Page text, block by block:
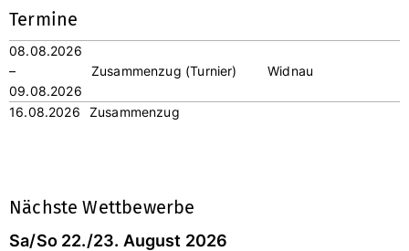
Termine
08.08.2026
–
09.08.2026
Zusammenzug (Turnier) Widnau
16.08.2026 Zusammenzug
Nächste Wettbewerbe
Sa/So 22./23. August 2026